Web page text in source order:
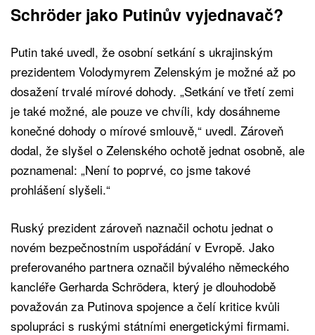
Schröder jako Putinův vyjednavač?
Putin také uvedl, že osobní setkání s ukrajinským
prezidentem Volodymyrem Zelenským je možné až po
dosažení trvalé mírové dohody. „Setkání ve třetí zemi
je také možné, ale pouze ve chvíli, kdy dosáhneme
konečné dohody o mírové smlouvě,“ uvedl. Zároveň
dodal, že slyšel o Zelenského ochotě jednat osobně, ale
poznamenal: „Není to poprvé, co jsme takové
prohlášení slyšeli.“
Ruský prezident zároveň naznačil ochotu jednat o
novém bezpečnostním uspořádání v Evropě. Jako
preferovaného partnera označil bývalého německého
kancléře Gerharda Schrödera, který je dlouhodobě
považován za Putinova spojence a čelí kritice kvůli
spolupráci s ruskými státními energetickými firmami.